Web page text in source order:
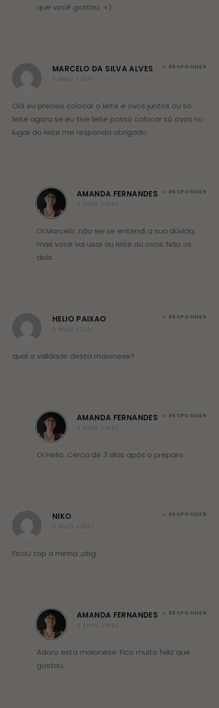
que você gostou. =)
MARCELO DA SILVA ALVES
6 ANOS ATRÁS
RESPONDER
Olá eu preciso colocar o leite e ovos juntos ou só
leite agora se eu tive leite posso colocar só ovos no
lugar do leite me responda obrigado
AMANDA FERNANDES
6 ANOS ATRÁS
RESPONDER
Oi Marcelo, não sei se entendi a sua dúvida,
mas você vai usar ou leite ou ovos. Não os
dois.
HELIO PAIXAO
5 ANOS ATRÁS
RESPONDER
qual a validade desta maionese?
AMANDA FERNANDES
5 ANOS ATRÁS
RESPONDER
Oi Helio. Cerca de 3 dias após o preparo.
NIKO
5 ANOS ATRÁS
RESPONDER
FicoU top a minha ,obg
AMANDA FERNANDES
5 ANOS ATRÁS
RESPONDER
Adoro esta maionese. Fico muito feliz que
gostou.